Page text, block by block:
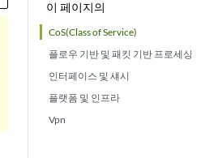
이 페이지의
CoS(Class of Service)
플로우 기반 및 패킷 기반 프로세싱
인터페이스 및 섀시
플랫폼 및 인프라
Vpn